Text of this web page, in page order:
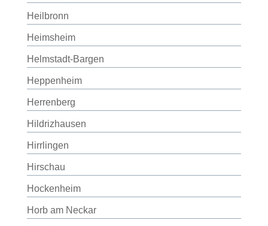
Heilbronn
Heimsheim
Helmstadt-Bargen
Heppenheim
Herrenberg
Hildrizhausen
Hirrlingen
Hirschau
Hockenheim
Horb am Neckar